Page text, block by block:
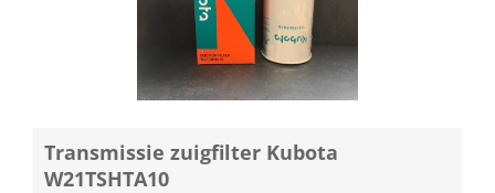
Transmissie zuigfilter Kubota
W21TSHTA10